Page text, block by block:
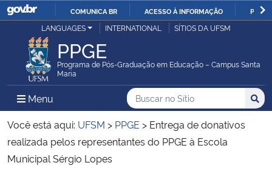
IR
O
COMUNICA BR ACESSO À INFORMAÇÃO
Ministério da Justiça e Segurança Pública
Ministério da Defesa
Ministério das Relações Exteriores
Ministério da Economia
LANGUAGES INTERNATIONAL SÍTIOS DA UFSM
PPGE
Programa de Pós-Graduação em Educação – Campus Santa
Maria
Menu Menu Principal do Sítio
Busca
Buscar no no Sítio
Busca:
Você está aqui: UFSM > PPGE > Entrega de donativos
realizada pelos representantes do PPGE à Escola
Municipal Sérgio Lopes